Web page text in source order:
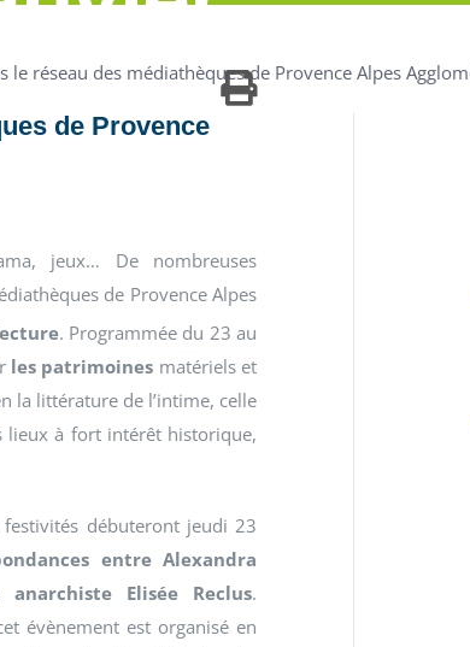
le réseau des médiathèques de Provence Alpes
de Provence
jeux… De nombreuses
de Provence Alpes
. Programmée du 23 au
les patrimoines matériels et
la littérature de l’intime, celle
lieux à fort intérêt historique,
festivités débuteront jeudi 23
entre Alexandra
Elisée Reclus.
évènement est organisé en